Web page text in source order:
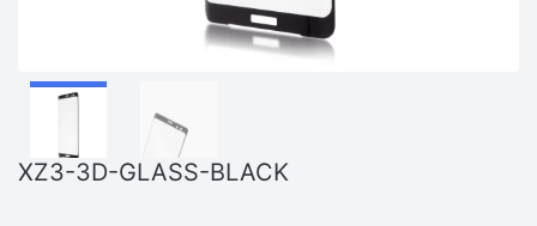
XZ3-3D-GLASS-BLACK